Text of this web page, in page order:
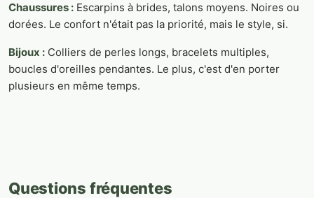
Chaussures : Escarpins à brides, talons moyens. Noires ou
dorées. Le confort n'était pas la priorité, mais le style, si.
Bijoux : Colliers de perles longs, bracelets multiples,
boucles d'oreilles pendantes. Le plus, c'est d'en porter
plusieurs en même temps.
Questions fréquentes